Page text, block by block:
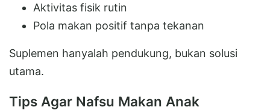
Aktivitas fisik rutin
Pola makan positif tanpa tekanan
Suplemen hanyalah pendukung, bukan solusi
utama.
Tips Agar Nafsu Makan Anak